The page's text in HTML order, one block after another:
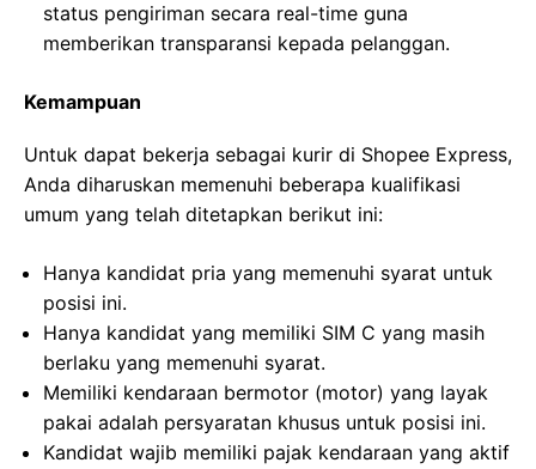
status pengiriman secara real-time guna
memberikan transparansi kepada pelanggan.
Kemampuan
Untuk dapat bekerja sebagai kurir di Shopee Express,
Anda diharuskan memenuhi beberapa kualifikasi
umum yang telah ditetapkan berikut ini:
Hanya kandidat pria yang memenuhi syarat untuk
posisi ini.
Hanya kandidat yang memiliki SIM C yang masih
berlaku yang memenuhi syarat.
Memiliki kendaraan bermotor (motor) yang layak
pakai adalah persyaratan khusus untuk posisi ini.
Kandidat wajib memiliki pajak kendaraan yang aktif